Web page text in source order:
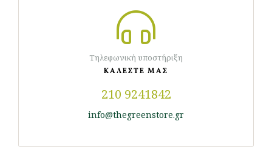
Τηλεφωνική υποστήριξη
ΚΑΛΕΣΤΕ ΜΑΣ
210 9241842
info@thegreenstore.gr